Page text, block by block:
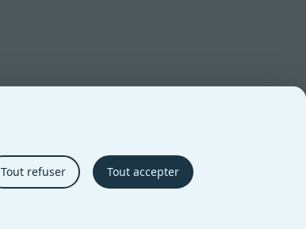
Tout accepter
Tout refuser